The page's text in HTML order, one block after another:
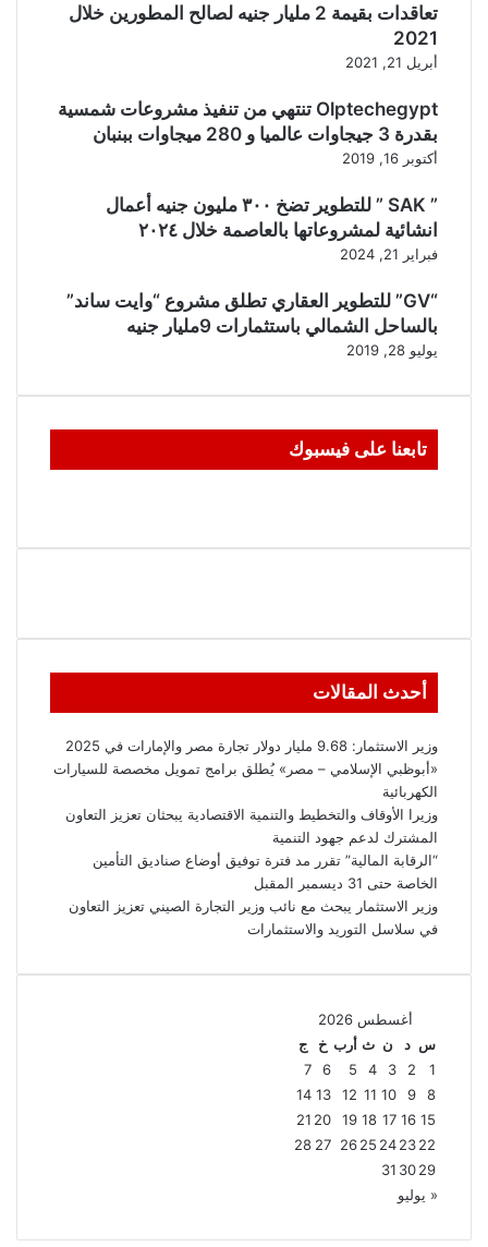
تعاقدات بقيمة 2 مليار جنيه لصالح المطورين خلال
2021
أبريل 21, 2021
Olptechegypt تنتهي من تنفيذ مشروعات شمسية
بقدرة 3 جيجاوات عالميا و 280 ميجاوات ببنبان
أكتوبر 16, 2019
” SAK ” للتطوير تضخ ٣٠٠ مليون جنيه أعمال
انشائية لمشروعاتها بالعاصمة خلال ٢٠٢٤
فبراير 21, 2024
“GV” للتطوير العقاري تطلق مشروع “وايت ساند”
بالساحل الشمالي باستثمارات 9مليار جنيه
يوليو 28, 2019
تابعنا على فيسبوك
أحدث المقالات
وزير الاستثمار: 9.68 مليار دولار تجارة مصر والإمارات في 2025
«أبوظبي الإسلامي – مصر» يُطلق برامج تمويل مخصصة للسيارات
الكهربائية
وزيرا الأوقاف والتخطيط والتنمية الاقتصادية يبحثان تعزيز التعاون
المشترك لدعم جهود التنمية
“الرقابة المالية” تقرر مد فترة توفيق أوضاع صناديق التأمين
الخاصة حتى 31 ديسمبر المقبل
وزير الاستثمار يبحث مع نائب وزير التجارة الصيني تعزيز التعاون
في سلاسل التوريد والاستثمارات
أغسطس 2026
س د ن ث أرب خ
ج
1
2
3
4
5
6
7
8
9
10
11
12
13
14
15
16
17
18
19
20
21
22
23
24
25
26
27
28
29
30
31
« يوليو